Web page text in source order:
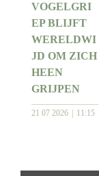
VOGELGRI
EP BLIJFT
WERELDWI
JD OM ZICH
HEEN
GRIJPEN
21 07 2026 11:15